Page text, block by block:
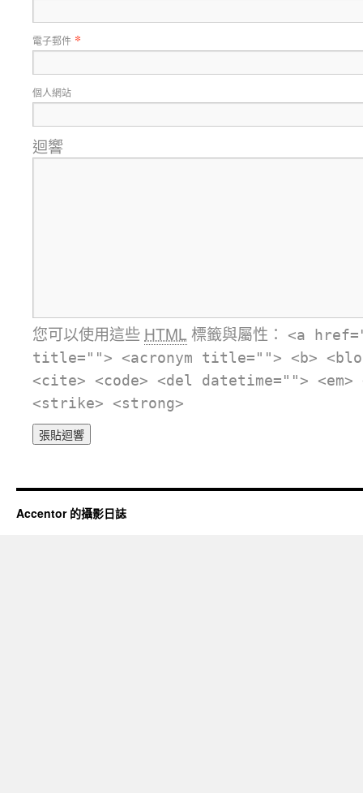
電子郵件 *
個人網站
迴響
您可以使用這些 HTML 標籤與屬性：
<a
title=""> <acronym title=""> <b>
<cite> <code> <del datetime="">
<strike> <strong>
Accentor 的攝影日誌